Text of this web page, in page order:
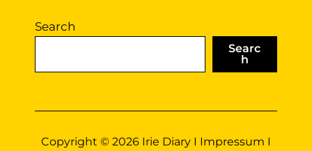
Search
Searc
h
Copyright © 2026 Irie Diary I Impressum I